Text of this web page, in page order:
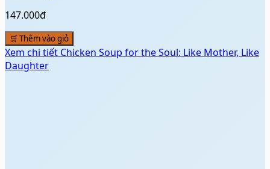
147.000đ
🛒 Thêm vào giỏ
Xem chi tiết Chicken Soup for the Soul: Like Mother, Like
Daughter